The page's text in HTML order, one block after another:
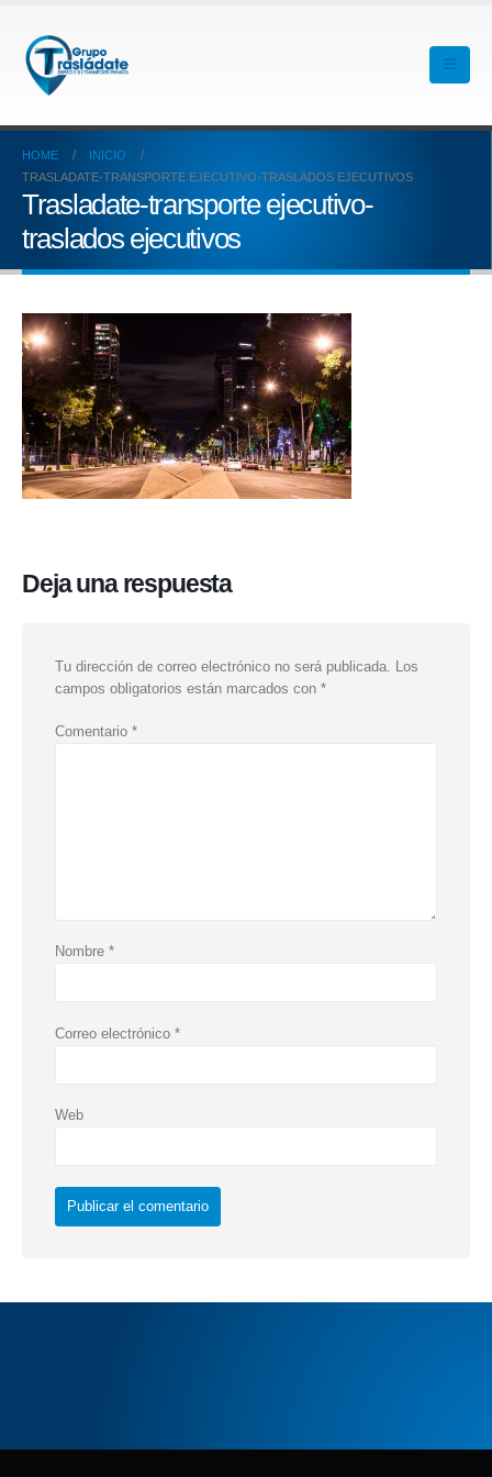
HOME
INICIO
TRASLADATE-TRANSPORTE EJECUTIVO-TRASLADOS EJECUTIVOS
Trasladate-transporte ejecutivo-
traslados ejecutivos
Deja una respuesta
Tu dirección de correo electrónico no será publicada. Los
campos obligatorios están marcados con *
Comentario *
Nombre *
Correo electrónico *
Web